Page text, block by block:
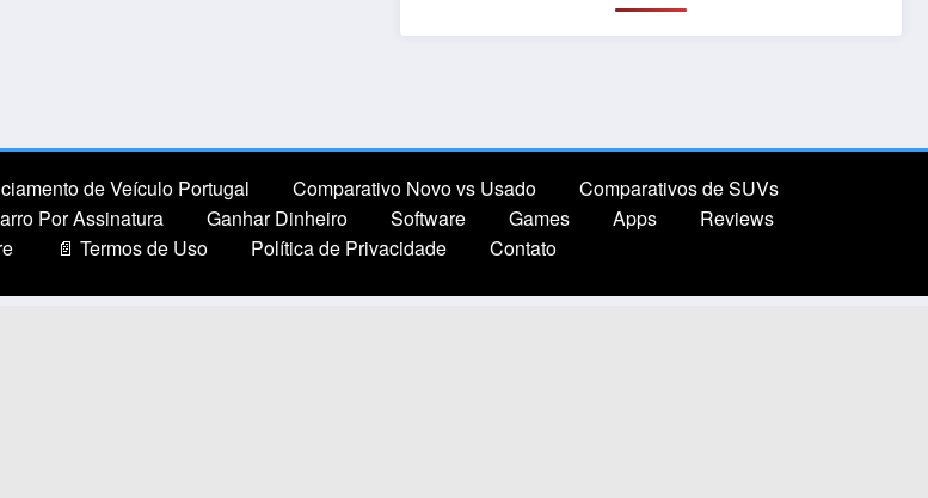
de Veículo Portugal Comparativo Novo vs Usado
Comparativos de SUVs
Por Assinatura Ganhar Dinheiro Software Games Apps
Reviews
📄 Termos de Uso Política de Privacidade Contato